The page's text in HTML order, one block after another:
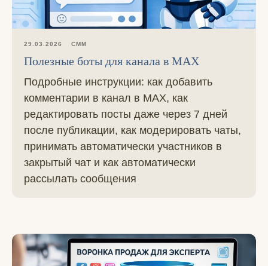
29.03.2026 СММ
Полезные боты для канала в MAX
Подробные инструкции: как добавить
комментарии в канал в MAX, как
редактировать посты даже через 7 дней
после публикации, как модерировать чаты,
принимать автоматически участников в
закрытый чат и как автоматически
рассылать сообщения